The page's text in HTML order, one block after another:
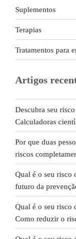
Suplementos
Terapias
Tratamentos para
Artigos
Descubra seu
Calculadoras
Por que duas
riscos
Qual é o seu risco
futuro da
Qual é o seu risco
Como reduzir o